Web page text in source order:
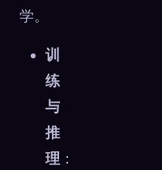
学。
训
练
与
推
理 ：